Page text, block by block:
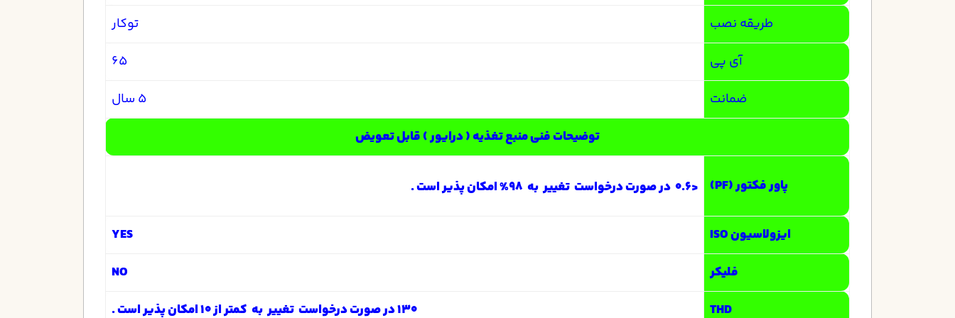
طریقه نصب
توکار
آی پی
65
ضمانت
5 سال
توضیحات فنی منبع تغذیه ( درایور ) قابل تعویض
پاور فکتور (PF) <0.6 در صورت درخواست تغییر به 98% امکان پذیر است .
ایزولاسیون ISO
YES
فلیکر
NO
THD
130 در صورت درخواست تغییر به کمتر از 10 امکان پذیر است .